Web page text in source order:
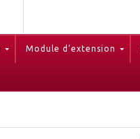
Module d’extension